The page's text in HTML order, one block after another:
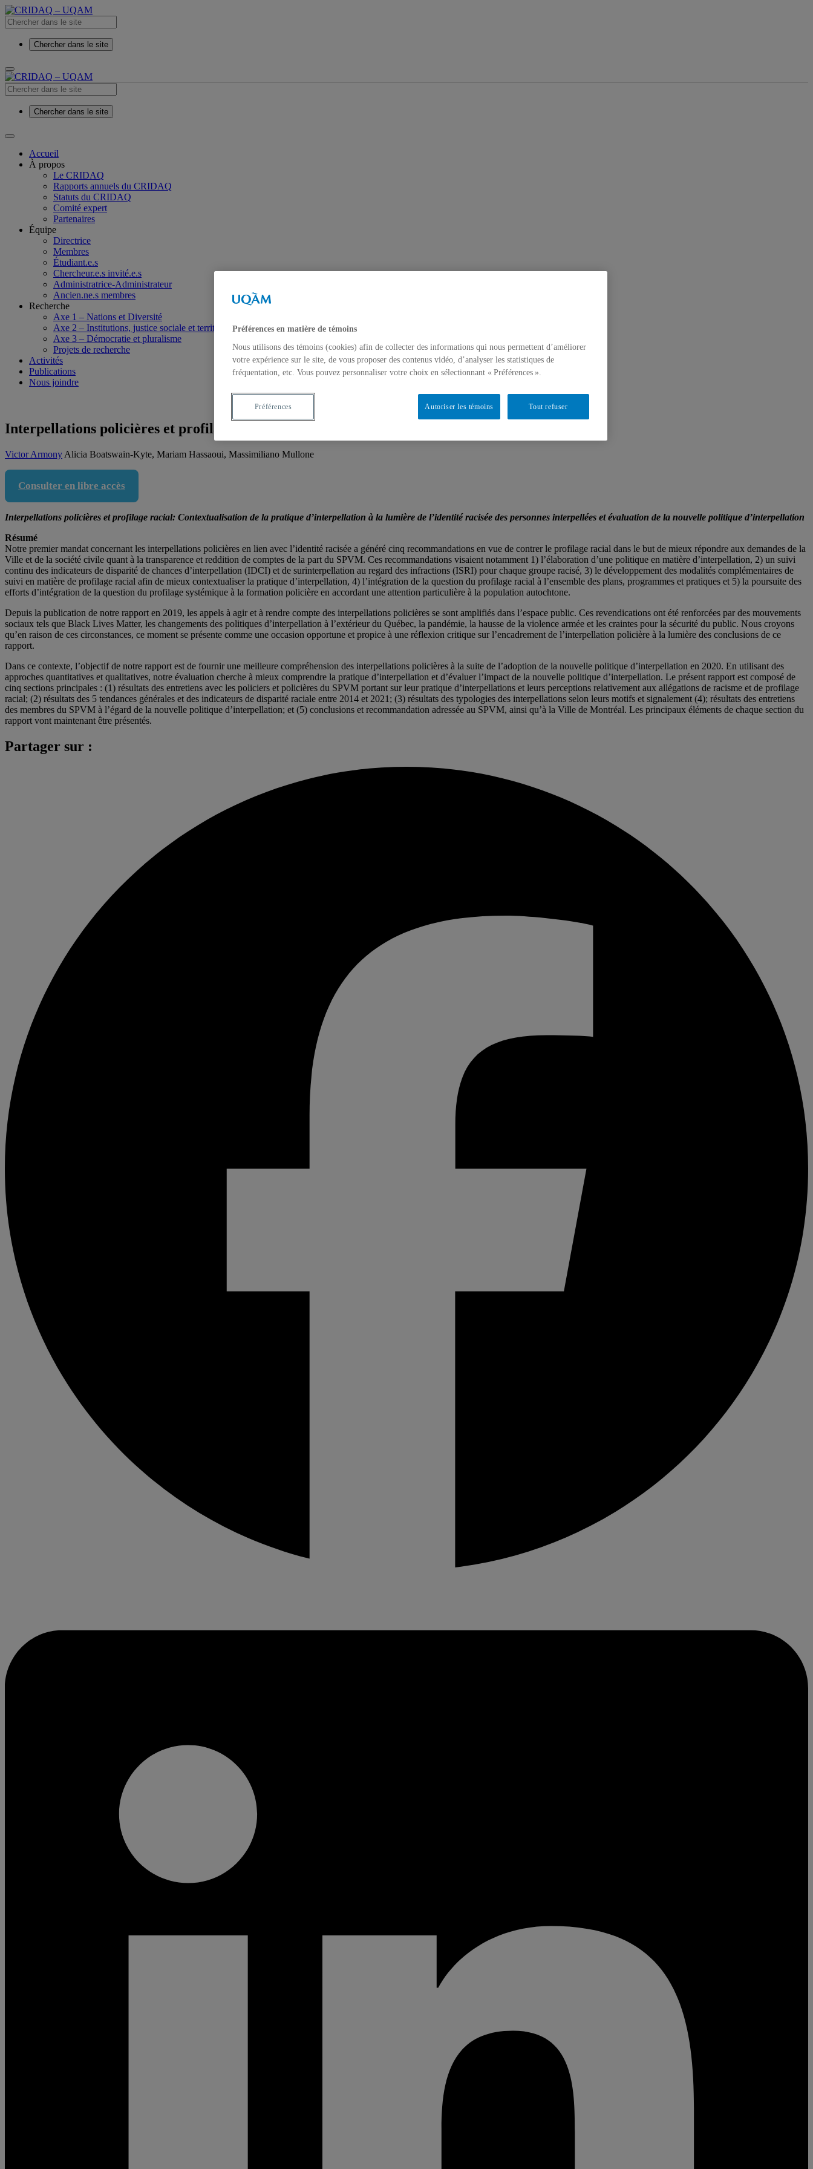
Chercher dans le site
Chercher dans le site
Accueil
À propos
Le CRIDAQ
Rapports annuels du CRIDAQ
Statuts du CRIDAQ
Comité expert
Partenaires
Équipe
Directrice
Membres
Étudiant.e.s
Chercheur.e.s invité.e.s
Administratrice-Administrateur
Ancien.ne.s membres
Recherche
Axe 1 – Nations et Diversité
Axe 2 – Institutions, justice sociale et territoires
Axe 3 – Démocratie et pluralisme
Projets de recherche
Activités
Publications
Nous joindre
Interpellations policières et profilage racial
Victor Armony Alicia Boatswain-Kyte, Mariam Hassaoui, Massimiliano Mullone
Consulter en libre accès
Interpellations policières et profilage racial: Contextualisation de la pratique d’interpellation à la lumière de l’identité racisée des personnes interpellées et évaluation de la nouvelle politique d’interpellation
Résumé
Notre premier mandat concernant les interpellations policières en lien avec l’identité racisée a généré cinq recommandations en vue de contrer le profilage racial dans le but de mieux répondre aux demandes de la
Ville et de la société civile quant à la transparence et reddition de comptes de la part du SPVM. Ces recommandations visaient notamment 1) l’élaboration d’une politique en matière d’interpellation, 2) un suivi
continu des indicateurs de disparité de chances d’interpellation (IDCI) et de surinterpellation au regard des infractions (ISRI) pour chaque groupe racisé, 3) le développement des modalités complémentaires de
suivi en matière de profilage racial afin de mieux contextualiser la pratique d’interpellation, 4) l’intégration de la question du profilage racial à l’ensemble des plans, programmes et pratiques et 5) la poursuite des
efforts d’intégration de la question du profilage systémique à la formation policière en accordant une attention particulière à la population autochtone.
Depuis la publication de notre rapport en 2019, les appels à agir et à rendre compte des interpellations policières se sont amplifiés dans l’espace public. Ces revendications ont été renforcées par des mouvements
sociaux tels que Black Lives Matter, les changements des politiques d’interpellation à l’extérieur du Québec, la pandémie, la hausse de la violence armée et les craintes pour la sécurité du public. Nous croyons
qu’en raison de ces circonstances, ce moment se présente comme une occasion opportune et propice à une réflexion critique sur l’encadrement de l’interpellation policière à la lumière des conclusions de ce
rapport.
Dans ce contexte, l’objectif de notre rapport est de fournir une meilleure compréhension des interpellations policières à la suite de l’adoption de la nouvelle politique d’interpellation en 2020. En utilisant des
approches quantitatives et qualitatives, notre évaluation cherche à mieux comprendre la pratique d’interpellation et d’évaluer l’impact de la nouvelle politique d’interpellation. Le présent rapport est composé de
cinq sections principales : (1) résultats des entretiens avec les policiers et policières du SPVM portant sur leur pratique d’interpellations et leurs perceptions relativement aux allégations de racisme et de profilage
racial; (2) résultats des 5 tendances générales et des indicateurs de disparité raciale entre 2014 et 2021; (3) résultats des typologies des interpellations selon leurs motifs et signalement (4); résultats des entretiens
des membres du SPVM à l’égard de la nouvelle politique d’interpellation; et (5) conclusions et recommandation adressée au SPVM, ainsi qu’à la Ville de Montréal. Les principaux éléments de chaque section du
rapport vont maintenant être présentés.
Partager sur :
Préférences en matière de témoins
Nous utilisons des témoins (cookies) afin de collecter des informations qui nous permettent d’améliorer
votre expérience sur le site, de vous proposer des contenus vidéo, d’analyser les statistiques de
fréquentation, etc. Vous pouvez personnaliser votre choix en sélectionnant « Préférences ».
Tout refuser
Autoriser les témoins
Préférences